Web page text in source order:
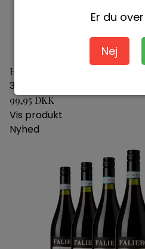
Er du
Nej
Horgelus Famille Le Menn
3770001088044
99,95 DKK
Vis produkt
Nyhed